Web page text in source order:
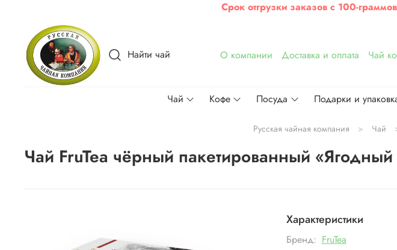
Срок отгрузки заказов с 100-
Найти чай О компании Доставка и оплата Чай
Чай Кофе Посуда Подарки и
Русская чайная компания Чай
Чай FruTea чёрный пакетированный «Ягодный
Характеристики
Бренд: FruTea